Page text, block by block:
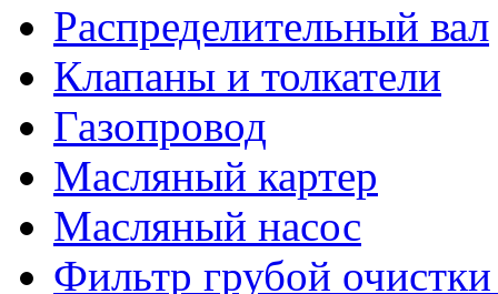
Распределительный вал
Клапаны и толкатели
Газопровод
Масляный картер
Масляный насос
Фильтр грубой